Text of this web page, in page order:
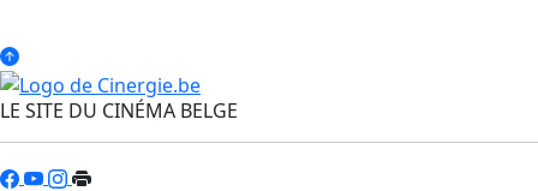
LE SITE DU CINÉMA BELGE